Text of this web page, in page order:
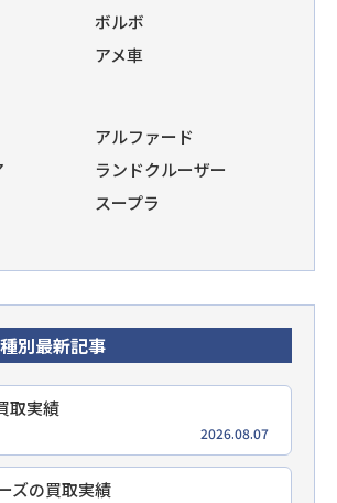
ボルボ
アメ車
アルファード
ランドクルーザー
スープラ
別最新記事
取実績
2026.08.07
ズの買取実績